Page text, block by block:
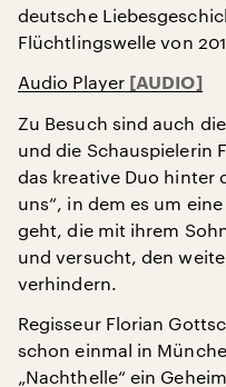
deutsche
Flüchtlingswelle von
Audio Player
Zu Besuch sind auch
und die Schauspielerin
das kreative Duo hinter
uns“, in dem es um
geht, die mit ihrem
und versucht, den
verhindern.
Regisseur Florian
schon einmal in
„Nachthelle“ ein